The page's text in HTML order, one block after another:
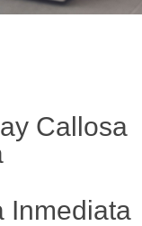
Callosa
Inmediata